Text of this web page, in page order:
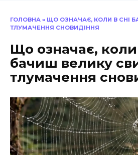
ГОЛОВНА » ЩО ОЗНАЧАЄ, КОЛИ В СНІ
ТЛУМАЧЕННЯ СНОВИДІННЯ
Що означає, коли
бачиш велику
тлумачення